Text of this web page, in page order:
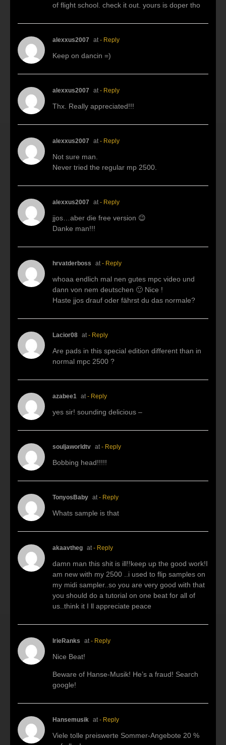
of flight school. check it out. yours is doper tho
alexxus2007 at - Reply
Keep on dancin =)
alexxus2007 at - Reply
Thx. Really appreciated!!!
alexxus2007 at - Reply
Not sure man.
Never tried the regular mp 2500.
alexxus2007 at - Reply
jjos…aber die free version 😉
Danke man!!!
hrvatderboss at - Reply
whoaa endlich mal nen gutes mpc video und
dann von nem deutschen 🙂 Nice !
Haste jjos drauf oder fährst du das normale?
Lacior08 at - Reply
Are pads in this special edition different than in
normal mpc 2500 ?
azabee1 at - Reply
yes sir! sounding delicious –
souljaworldtv at - Reply
Bobbing head!!!!!
TonyosBaby at - Reply
Whats sample is that
akaavtheg at - Reply
damn man this shit is ill!!keep up the good work!I
am new with my 2500 ..i used to flip samples on
my midi sampler..so you are very good with that
you should do a tutorial on one beat for all of
us..think it I ll appreciate peace
IrieRanks at - Reply
Nice Beat!
Beware of Hanse-Musik! He’s a fraud! Search
google!
Hansemusik at - Reply
Viele tolle preiswerte Sommer-Angebote 20 %